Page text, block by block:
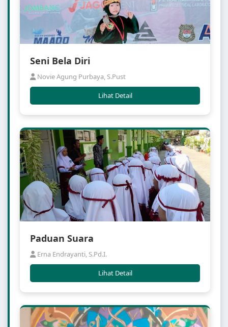
Seni Bela Diri
Novie Agung Purbaya, S.Pust
Lihat Detail
Paduan Suara
Erna Endrayanti, S.Pd.I.
Lihat Detail